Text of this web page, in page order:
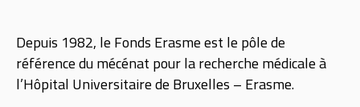
Depuis 1982, le Fonds Erasme est le pôle de
référence du mécénat pour la recherche médicale à
l’Hôpital Universitaire de Bruxelles – Erasme.